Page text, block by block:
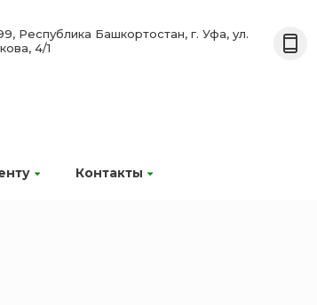
Контакты
Республика Башкортостан, г. Уфа, ул.
4/1